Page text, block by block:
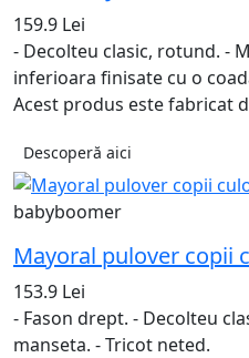
159.9 Lei
- Decolteu clasic, rotund. -
inferioara finisate cu o
Acest produs este fabricat
Descoperă aici
babyboomer
Mayoral pulover copii
153.9 Lei
- Fason drept. - Decolteu
manseta. - Tricot neted.